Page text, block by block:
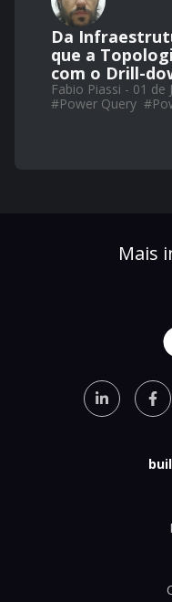
Da
que a
com o Drill-
Fabio Piassi - 01 de
#Power Query #
Mais